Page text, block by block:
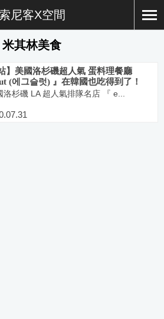
索尼客X空間
米其林美食
】美國洛杉磯超人氣 蛋料理餐廳
(에그슬럿) 』在韓國也吃得到了！
洛杉磯 LA 超人氣排隊名店 『 e...